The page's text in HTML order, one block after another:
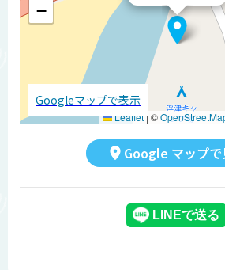
−
Leaflet | ©
Googleマップで表示
Google マップで